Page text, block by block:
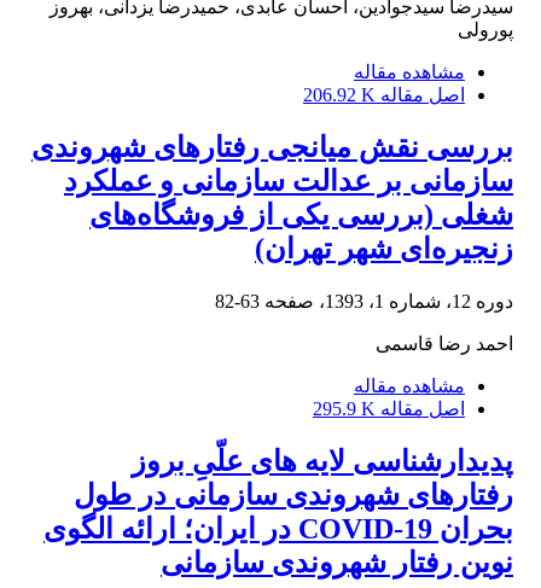
سیدرضا سیدجوادین، احسان عابدی، حمیدرضا یزدانی، بهروز
پورولی
مشاهده مقاله
اصل مقاله 206.92 K
بررسی نقش میانجی رفتارهای شهروندی
سازمانی بر عدالت سازمانی و عملکرد
شغلی (بررسی یکی از فروشگا‌ه‌های
زنجیره‌ای شهر تهران)
دوره 12، شماره 1، 1393، صفحه 63-82
احمد رضا قاسمی
مشاهده مقاله
اصل مقاله 295.9 K
پدیدارشناسی لایه های علّیِ بروز
رفتارهای شهروندی سازمانی در طول
بحران COVID-19 در ایران؛ ارائه الگوی
نوین رفتار شهروندی سازمانی